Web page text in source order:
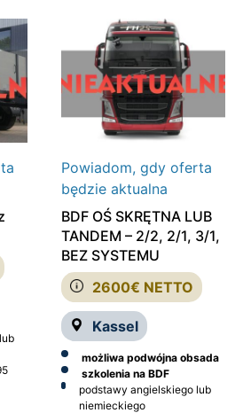
Powiadom, gdy oferta
będzie aktualna
2600€ NETTO
Kassel
BDF OŚ SKRĘTNA LUB
TANDEM – 2/2, 2/1, 3/1,
BEZ SYSTEMU
możliwa podwójna obsada
szkolenia na BDF
podstawy angielskiego lub
niemieckiego